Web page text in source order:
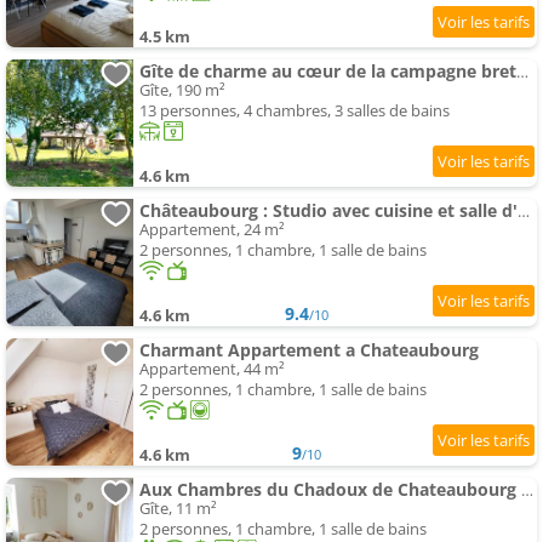
4.5 km
Gîte de charme au cœur de la campagne bretonne
Gîte, 190 m²
13 personnes, 4 chambres, 3 salles de bains
4.6 km
Châteaubourg : Studio avec cuisine et salle d'eau
Appartement, 24 m²
2 personnes, 1 chambre, 1 salle de bains
4.6 km 9.4/10
Charmant Appartement a Chateaubourg
Appartement, 44 m²
2 personnes, 1 chambre, 1 salle de bains
4.6 km 9/10
Aux Chambres du Chadoux de Chateaubourg (ChaChaCha)
Gîte, 11 m²
2 personnes, 1 chambre, 1 salle de bains